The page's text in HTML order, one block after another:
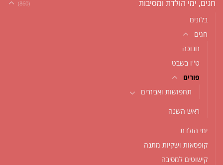
חגים, ימי הולדת ומסיבות (860)
בלונים
חגים
חנוכה
ט''ו בשבט
פורים
תחפושות ואביזרים
ראש השנה
ימי הולדת
קופסאות ושקיות מתנה
קישוטים למסיבה